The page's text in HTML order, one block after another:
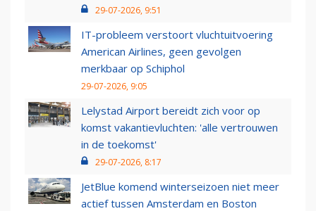
29-07-2026, 9:51
IT-probleem verstoort vluchtuitvoering
American Airlines, geen gevolgen
merkbaar op Schiphol
29-07-2026, 9:05
Lelystad Airport bereidt zich voor op
komst vakantievluchten: 'alle vertrouwen
in de toekomst'
29-07-2026, 8:17
JetBlue komend winterseizoen niet meer
actief tussen Amsterdam en Boston